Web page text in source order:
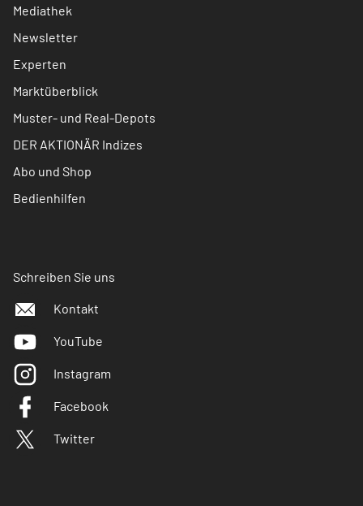
Mediathek
Newsletter
Experten
Marktüberblick
Muster- und Real-Depots
DER AKTIONÄR Indizes
Abo und Shop
Bedienhilfen
Schreiben Sie uns
Kontakt
YouTube
Instagram
Facebook
Twitter